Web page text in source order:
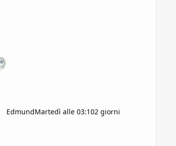
EdmundMartedì alle 03:102 giorni